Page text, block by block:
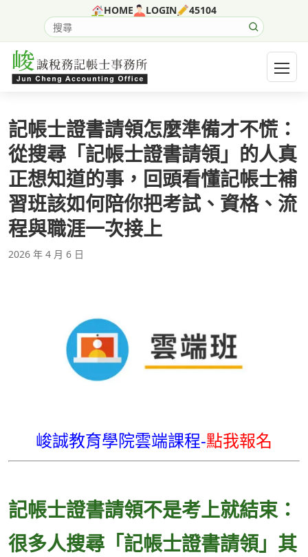
HOME LOGIN 45104
搜尋網站內容
開啟
記帳士證書請領怎麼準備才不慌：
從搜尋「記帳士證書請領」的人真
正想知道的事，回頭看懂記帳士補
習班該如何陪你把考試、資格、流
程與職涯一次接上
2026 年 4 月 6 日
峻誠教育學院雲端課程-點我報名
記帳士證書請領不是考上就結束：
很多人搜尋「記帳士證書請領」其